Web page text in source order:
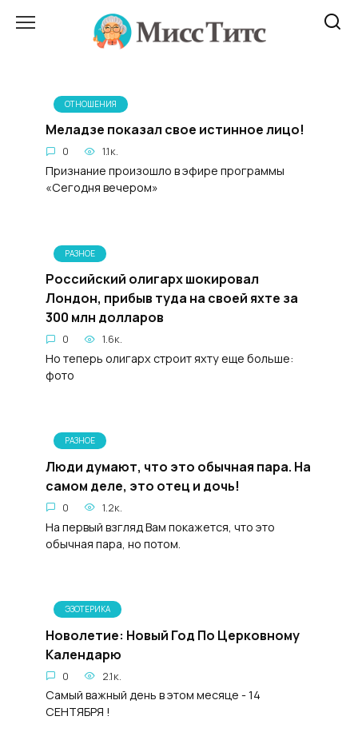
ОТНОШЕНИЯ
Меладзе показал свое истинное лицо!
0 1.1к.
Признание произошло в эфире программы
«Сегодня вечером»
РАЗНОЕ
Российский олигарх шокировал
Лондон, прибыв туда на своей яхте за
300 млн долларов
0 1.6к.
Но теперь олигарх строит яхту еще больше:
фото
РАЗНОЕ
Люди думают, что это обычная пара. На
самом деле, это отец и дочь!
0 1.2к.
На первый взгляд Вам покажется, что это
обычная пара, но потом.
ЭЗОТЕРИКА
Новолетие: Новый Год По Церковному
Календарю
0 2.1к.
Самый важный день в этом месяце - 14
СЕНТЯБРЯ !